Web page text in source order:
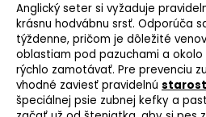
Anglický seter si vyžaduje
krásnu hodvábnu srsť. Odporúča
týždenne, pričom je dôležité
oblastiam pod pazuchami a
rýchlo zamotávať. Pre prevenciu
vhodné zaviesť pravidelnú
špeciálnej psie zubnej kefky a